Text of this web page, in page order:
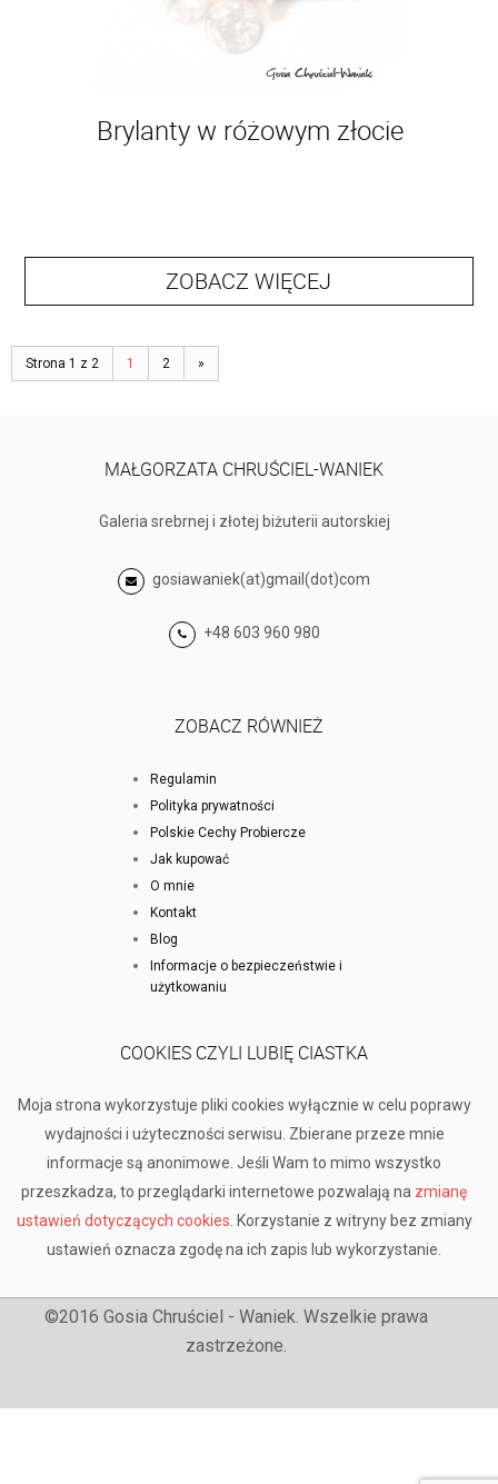
Brylanty w różowym złocie
ZOBACZ WIĘCEJ
Strona 1 z 2 1 2 »
MAŁGORZATA CHRUŚCIEL-WANIEK
Galeria srebrnej i złotej biżuterii autorskiej
gosiawaniek(at)gmail(dot)com
+48 603 960 980
ZOBACZ RÓWNIEŻ
Regulamin
Polityka prywatności
Polskie Cechy Probiercze
Jak kupować
O mnie
Kontakt
Blog
Informacje o bezpieczeństwie i
użytkowaniu
COOKIES CZYLI LUBIĘ CIASTKA
Moja strona wykorzystuje pliki cookies wyłącznie w celu poprawy
wydajności i użyteczności serwisu. Zbierane przeze mnie
informacje są anonimowe. Jeśli Wam to mimo wszystko
przeszkadza, to przeglądarki internetowe pozwalają na zmianę
ustawień dotyczących cookies . Korzystanie z witryny bez zmiany
ustawień oznacza zgodę na ich zapis lub wykorzystanie.
©2016 Gosia Chruściel - Waniek. Wszelkie prawa
zastrzeżone.